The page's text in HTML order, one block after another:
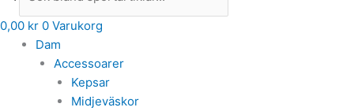
0,00 kr 0 Varukorg
Dam
Accessoarer
Kepsar
Midjeväskor